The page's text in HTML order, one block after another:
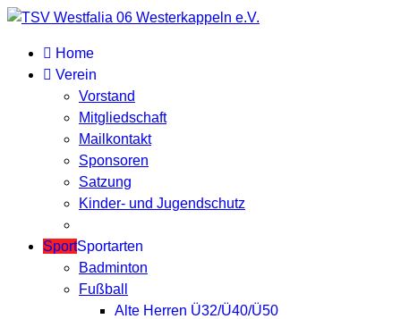
Home
Verein
Vorstand
Mitgliedschaft
Mailkontakt
Sponsoren
Satzung
Kinder- und Jugendschutz
SportSportarten
Badminton
Fußball
Alte Herren Ü32/Ü40/Ü50